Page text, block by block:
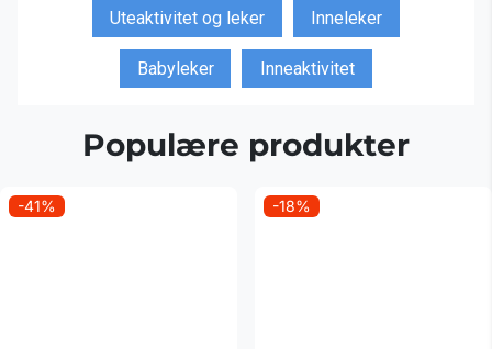
Uteaktivitet og leker Inneleker
Babyleker Inneaktivitet
Populære produkter
-41% -18%